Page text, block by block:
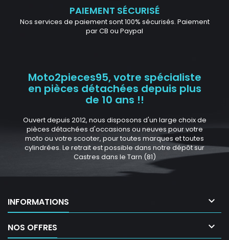
PAIEMENT SÉCURISÉ
Nos services de paiement sont 100% sécurisés. Paiement
par CB ou Paypal
Moto2pieces95, votre spécialiste
en pièces détachées depuis plus
de 10 ans !!
Ouvert depuis 2012, nous disposons d'un large choix de
pièces détachées d'occasions ou neuves pour votre
moto ou votre scooter, pour toutes marques et toutes
cylindrées. Le retrait est possible dans notre dépôt sur
Castres dans le Tarn (81)
INFORMATIONS 
NOS OFFRES 